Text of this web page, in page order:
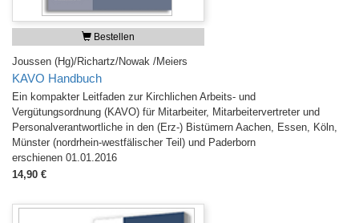
Bestellen
Joussen (Hg)/Richartz/Nowak /Meiers
KAVO Handbuch
Ein kompakter Leitfaden zur Kirchlichen Arbeits- und
Vergütungsordnung (KAVO) für Mitarbeiter, Mitarbeitervertreter und
Personalverantwortliche in den (Erz-) Bistümern Aachen, Essen, Köln,
Münster (nordrhein-westfälischer Teil) und Paderborn
erschienen 01.01.2016
14,90 €